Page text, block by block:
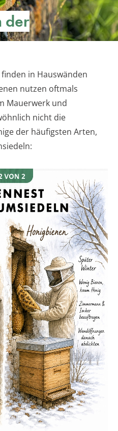
der
in Hauswänden
nutzen oftmals
Mauerwerk und
nicht die
der häufigsten Arten,